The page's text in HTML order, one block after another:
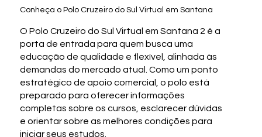
Conheça o Polo Cruzeiro do Sul Virtual em Santana
O Polo Cruzeiro do Sul Virtual em Santana 2 é a
porta de entrada para quem busca uma
educação de qualidade e flexível, alinhada às
demandas do mercado atual. Como um ponto
estratégico de apoio comercial, o polo está
preparado para oferecer informações
completas sobre os cursos, esclarecer dúvidas
e orientar sobre as melhores condições para
iniciar seus estudos.